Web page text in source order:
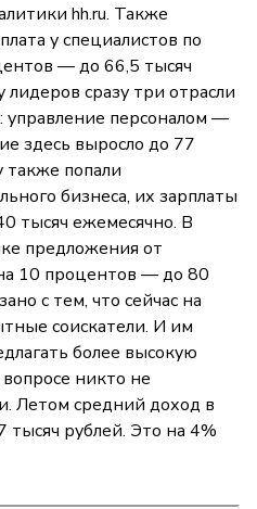
hh.ru. Также
у специалистов по
— до 66,5 тысяч
сразу три отрасли
персоналом —
здесь выросло до 77
также попали
бизнеса, их зарплаты
тысяч ежемесячно. В
предложения от
10 процентов — до 80
с тем, что сейчас на
соискатели. И им
более высокую
никто не
Летом средний доход в
тысяч рублей. Это на 4%